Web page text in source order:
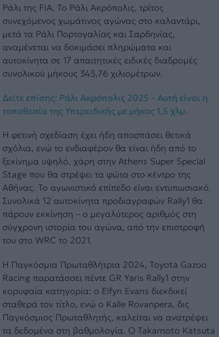
Ράλι της FIA. Το Ράλι Ακρόπολις, τρίτος
συνεχόμενος χωμάτινος αγώνας στο καλαντάρι,
μετά τα Ράλι Πορτογαλίας και Σαρδηνίας,
αναμένεται να δοκιμάσει πληρώματα και
αυτοκίνητα σε 17 απαιτητικές ειδικές διαδρομές
συνολικού μήκους 345,76 χιλιομέτρων.
Δείτε επίσης: Ράλι Ακρόπολις 2025 – Αυτή είναι η
τοποθεσία της Υπερειδικής με μήκος 1,5 χλμ.
Η φετινή σχεδίαση έχει ήδη αποσπάσει θετικά
σχόλια, ενώ το ενδιαφέρον θα είναι ήδη από το
ξεκίνημα υψηλό, χάρη στην Athens Super Special
Stage που θα στρέψει τα φώτα στο κέντρο της
Αθήνας. Το αγωνιστικό επίπεδο είναι εντυπωσιακό.
Συνολικά 12 αυτοκίνητα προδιαγραφών Rally1 θα
πάρουν εκκίνηση – ο μεγαλύτερος αριθμός στη
σύγχρονη ιστορία του αγώνα, από την επιστροφή
του στο WRC το 2021.
Η Παγκόσμια Πρωταθλήτρια 2024, Toyota Gazoo
Racing παρατάσσει πέντε GR Yaris Rally1 στην
κορυφαία κατηγορία: ο Elfyn Evans διεκδικεί
σταθερά τον τίτλο, ενώ ο Kalle Rovanpera, δις
Παγκόσμιος Πρωταθλητής, καλείται να ανατρέψει
τα δεδομένα στη βαθμολογία. Ο Takamoto Katsuta